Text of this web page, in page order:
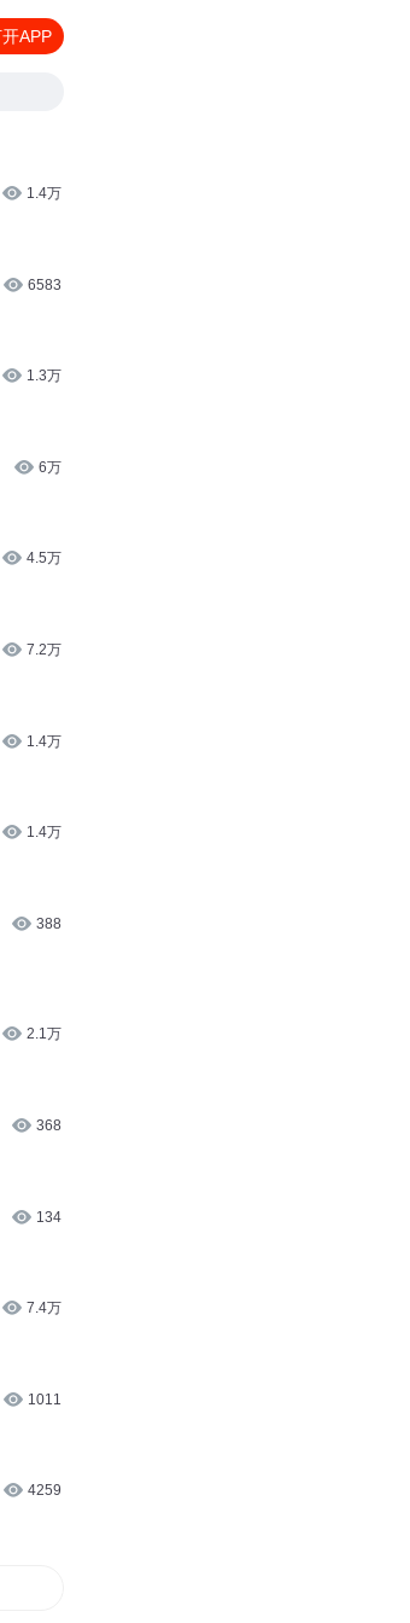
APP
1.4万
6583
1.3万
6万
4.5万
7.2万
1.4万
1.4万
388
2.1万
368
134
7.4万
1011
4259
起